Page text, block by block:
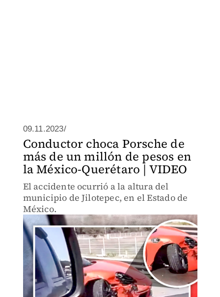
09.11.2023/
Conductor choca Porsche de
más de un millón de pesos en
la México-Querétaro | VIDEO
El accidente ocurrió a la altura del
municipio de Jilotepec, en el Estado de
México.